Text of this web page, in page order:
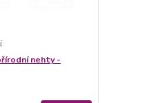
nehty -